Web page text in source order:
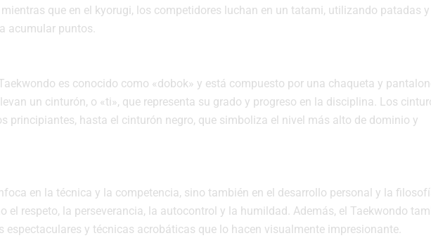
que en el kyorugi, los competidores luchan en un tatami, utilizando patadas y
acumular puntos.
es conocido como «dobok» y está compuesto por una chaqueta y
un cinturón, o «ti», que representa su grado y progreso en la disciplina. Los
principiantes, hasta el cinturón negro, que simboliza el nivel más alto de dominio y
en la técnica y la competencia, sino también en el desarrollo personal y la
el respeto, la perseverancia, la autocontrol y la humildad. Además, el Taekwondo
espectaculares y técnicas acrobáticas que lo hacen visualmente impresionante.